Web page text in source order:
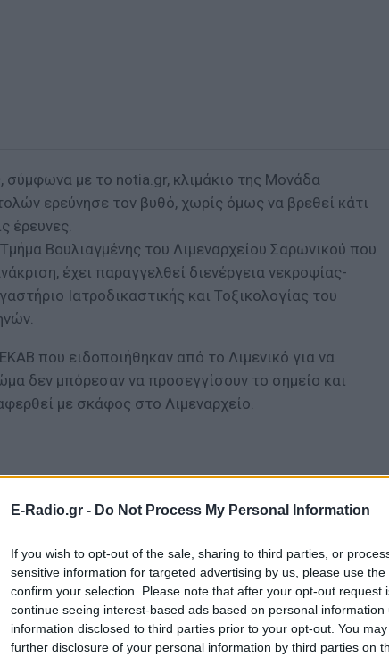
E-Radio.gr - Do Not Process My Personal Information
If you wish to opt-out of the sale, sharing to third parties, or
sensitive information for targeted advertising by us, please use
confirm your selection. Please note that after your opt-out request
continue seeing interest-based ads based on personal
information disclosed to third parties prior to your opt-out. You
further disclosure of your personal information by third parties on
σύμφωνα με το notia.gr, κλιμάκιο της Μονάδα
ερεύνησε τον βυθό, χωρίς όμως να βρεθεί κάτι
έρευνες.
Βουλιαγμένης του Λιμεναρχείου Σαρωνικού που
έχει παραγγελθεί διενέργεια νεκροψίας-
Ιατροδικαστικής και Τοξικολογίας του
που ειδοποιήθηκαν από το Λιμενικό για να
δεν μπόρεσαν να προσεγγίσουν το σημείο και
με σκάφος στο Λιμεναρχείο.
ΔΙΑΦΗΜΙΣΗ